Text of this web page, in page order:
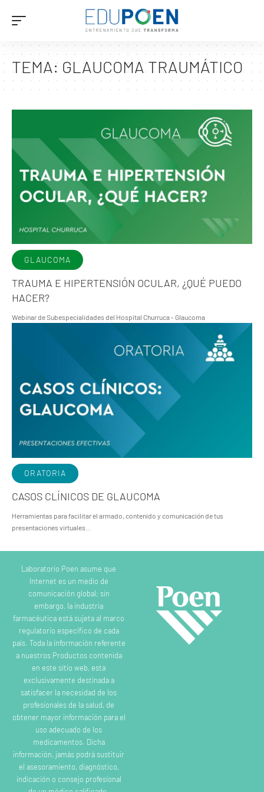
TEMA: GLAUCOMA TRAUMÁTICO
GLAUCOMA
TRAUMA E HIPERTENSIÓN OCULAR, ¿QUÉ PUEDO
HACER?
Webinar de Subespecialidades del Hospital Churruca - Glaucoma
ORATORIA
CASOS CLÍNICOS DE GLAUCOMA
Herramientas para facilitar el armado, contenido y comunicación de tus
presentaciones virtuales…
Laboratorio Poen asume que
Internet es un medio de
comunicación global; sin
embargo, la industria
farmacéutica está sujeta al marco
regulatorio específico de cada
país. Toda la información referente
a nuestros Productos contenida
en este sitio web, esta
exclusivamente destinada a
satisfacer la necesidad de los
profesionales de la salud, de
obtener mayor información para el
uso adecuado de los
medicamentos. Dicha
información, jamás podrá sustituir
el asesoramiento, diagnóstico,
indicación o consejo profesional